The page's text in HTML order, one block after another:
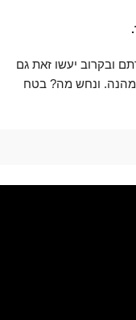
ובקרוב יעשו זאת גם
מהנה. ונחש מה? בטח